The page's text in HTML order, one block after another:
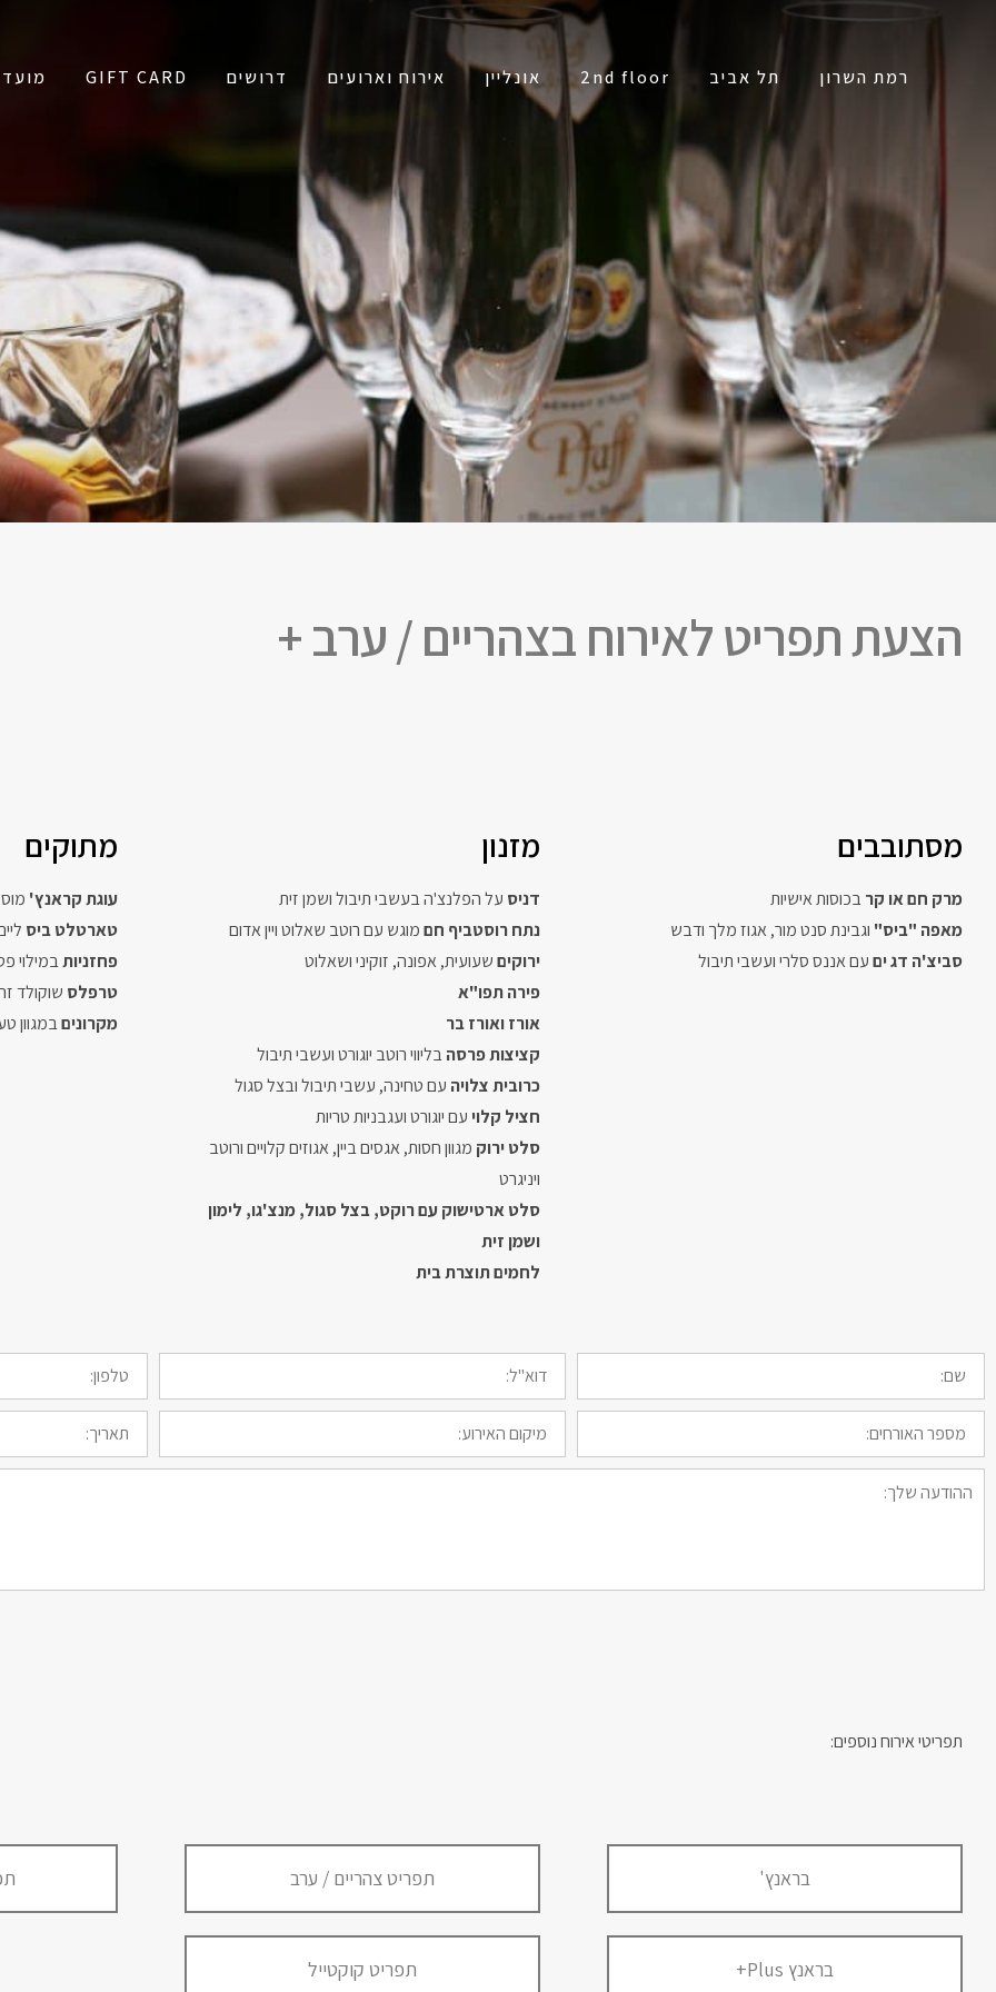
רמת השרון תל אביב 2nd floor אונליין אירוח וארועים דרושים GIFT CARD
הצעת תפריט לאירוח בצהריים / ערב +
מסתובבים
מרק חם או קרבכוסות אישיות
מאפה "ביס" וגבינת סנט מור, אגוז מלך ודבש
סביצ'ה דג יםעם אננס סלרי ועשבי תיבול
מזנון
דניס על הפלנצ'ה בעשבי תיבול ושמן זית
נתח רוסטביף חםמוגש עם רוטב שאלוט ויין אדום
ירוקיםשעועית, אפונה, זוקיני ושאלוט
פירה תפו"א
אורז ואורז בר
קציצות פרסהבליווי רוטב יוגורט ועשבי תיבול
כרובית צלויה עם טחינה, עשבי תיבול ובצל סגול
חציל קלוי עם יוגורט ועגבניות טריות
סלט ירוק מגוון חסות, אגסים ביין, אגוזים קלויים ורוטב
ויניגרט
סלט ארטישוק עם רוקט, בצל סגול, מנצ'גו, לימון
ושמן זית
לחמים תוצרת בית
מתוקים
עוגת קראנץ'
טארטלט ביס
פחזניותבמילוי
טרפלס שוקולד
מקרוניםבמגוון
שם: דוא"ל: טלפון:
מספר
האורחים
מיקום
וסוג
האירוע
תאריך
ההודעה
שלך:
תפריטי אירוח נוספים:
בראנץ'
בראנץ Plus+
תפריט צהריים / ערב
תפריט קוקטייל